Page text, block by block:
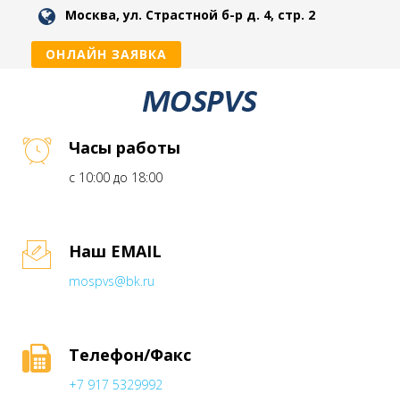
Москва, ул. Страстной б-р д. 4, стр. 2
ОНЛАЙН ЗАЯВКА
Часы работы
с 10:00 до 18:00
Наш EMAIL
mospvs@bk.ru
Телефон/Факс
+7 917 5329992